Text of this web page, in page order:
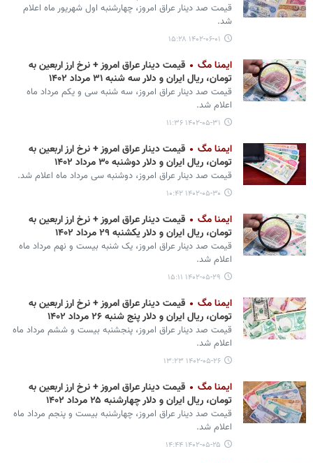
قیمت صد دینار عراق امروز، چهارشنبه اول شهریور ماه اعلام
شد.
۱۴۰۲-۰۶-۰۱ ۱۵:۲۸
ایمنا مگ
قیمت دینار عراق امروز + نرخ ارز اربعین به
تومان، ریال ایران و دلار سه شنبه ۳۱ مرداد ۱۴۰۲
قیمت صد دینار عراق امروز، سه شنبه سی و یکم مرداد ماه
اعلام شد.
۱۴۰۲-۰۵-۳۱ ۱۱:۳۶
ایمنا مگ
قیمت دینار عراق امروز + نرخ ارز اربعین به
تومان، ریال ایران و دلار دوشنبه ۳۰ مرداد ۱۴۰۲
قیمت صد دینار عراق امروز، دوشنبه سی مرداد ماه اعلام شد.
۱۴۰۲-۰۵-۳۰ ۱۰:۴۲
ایمنا مگ
قیمت دینار عراق امروز + نرخ ارز اربعین به
تومان، ریال ایران و دلار یکشنبه ۲۹ مرداد ۱۴۰۲
قیمت صد دینار عراق امروز، یک شنبه بیست و نهم مرداد ماه
اعلام شد.
۱۴۰۲-۰۵-۲۹ ۱۵:۱۱
ایمنا مگ
قیمت دینار عراق امروز + نرخ ارز اربعین به
تومان، ریال ایران و دلار پنج شنبه ۲۶ مرداد ۱۴۰۲
قیمت صد دینار عراق امروز، پنجشنبه بیست و ششم مرداد ماه
اعلام شد.
۱۴۰۲-۰۵-۲۶ ۱۳:۲۳
ایمنا مگ
قیمت دینار عراق امروز + نرخ ارز اربعین به
تومان، ریال ایران و دلار چهارشنبه ۲۵ مرداد ۱۴۰۲
قیمت صد دینار عراق امروز، چهارشنبه بیست و پنجم مرداد ماه
اعلام شد.
۱۴۰۲-۰۵-۲۵ ۱۴:۴۴